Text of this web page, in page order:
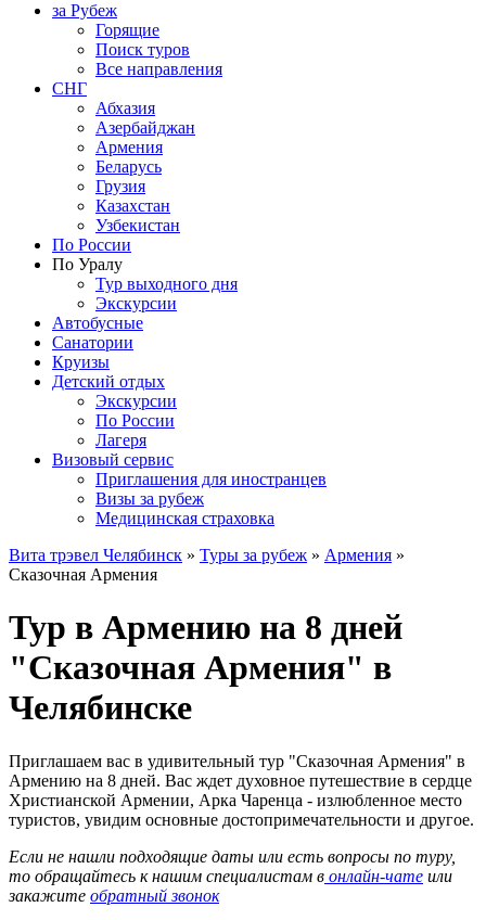
за Рубеж
Горящие
Поиск туров
Все направления
СНГ
Абхазия
Азербайджан
Армения
Беларусь
Грузия
Казахстан
Узбекистан
По России
По Уралу
Тур выходного дня
Экскурсии
Автобусные
Санатории
Круизы
Детский отдых
Экскурсии
По России
Лагеря
Визовый сервис
Приглашения для иностранцев
Визы за рубеж
Медицинская страховка
Вита трэвел Челябинск » Туры за рубеж » Армения »
Сказочная Армения
Тур в Армению на 8 дней
"Сказочная Армения" в
Челябинске
Приглашаем вас в удивительный тур "Сказочная Армения" в
Армению на 8 дней. Вас ждет духовное путешествие в сердце
Христианской Армении, Арка Чаренца - излюбленное место
туристов, увидим основные достопримечательности и другое.
Если не нашли подходящие даты или есть вопросы по туру,
то обращайтесь к нашим специалистам в онлайн-чате или
закажите обратный звонок